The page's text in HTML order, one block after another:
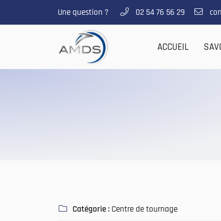
Une question ? 02 54 76 56 29
ACCUEIL
14 Rue Saint Marc
41200 Romorantin-Lanthenay
02 54 76 56 29
 Catégorie : Centre de tournage